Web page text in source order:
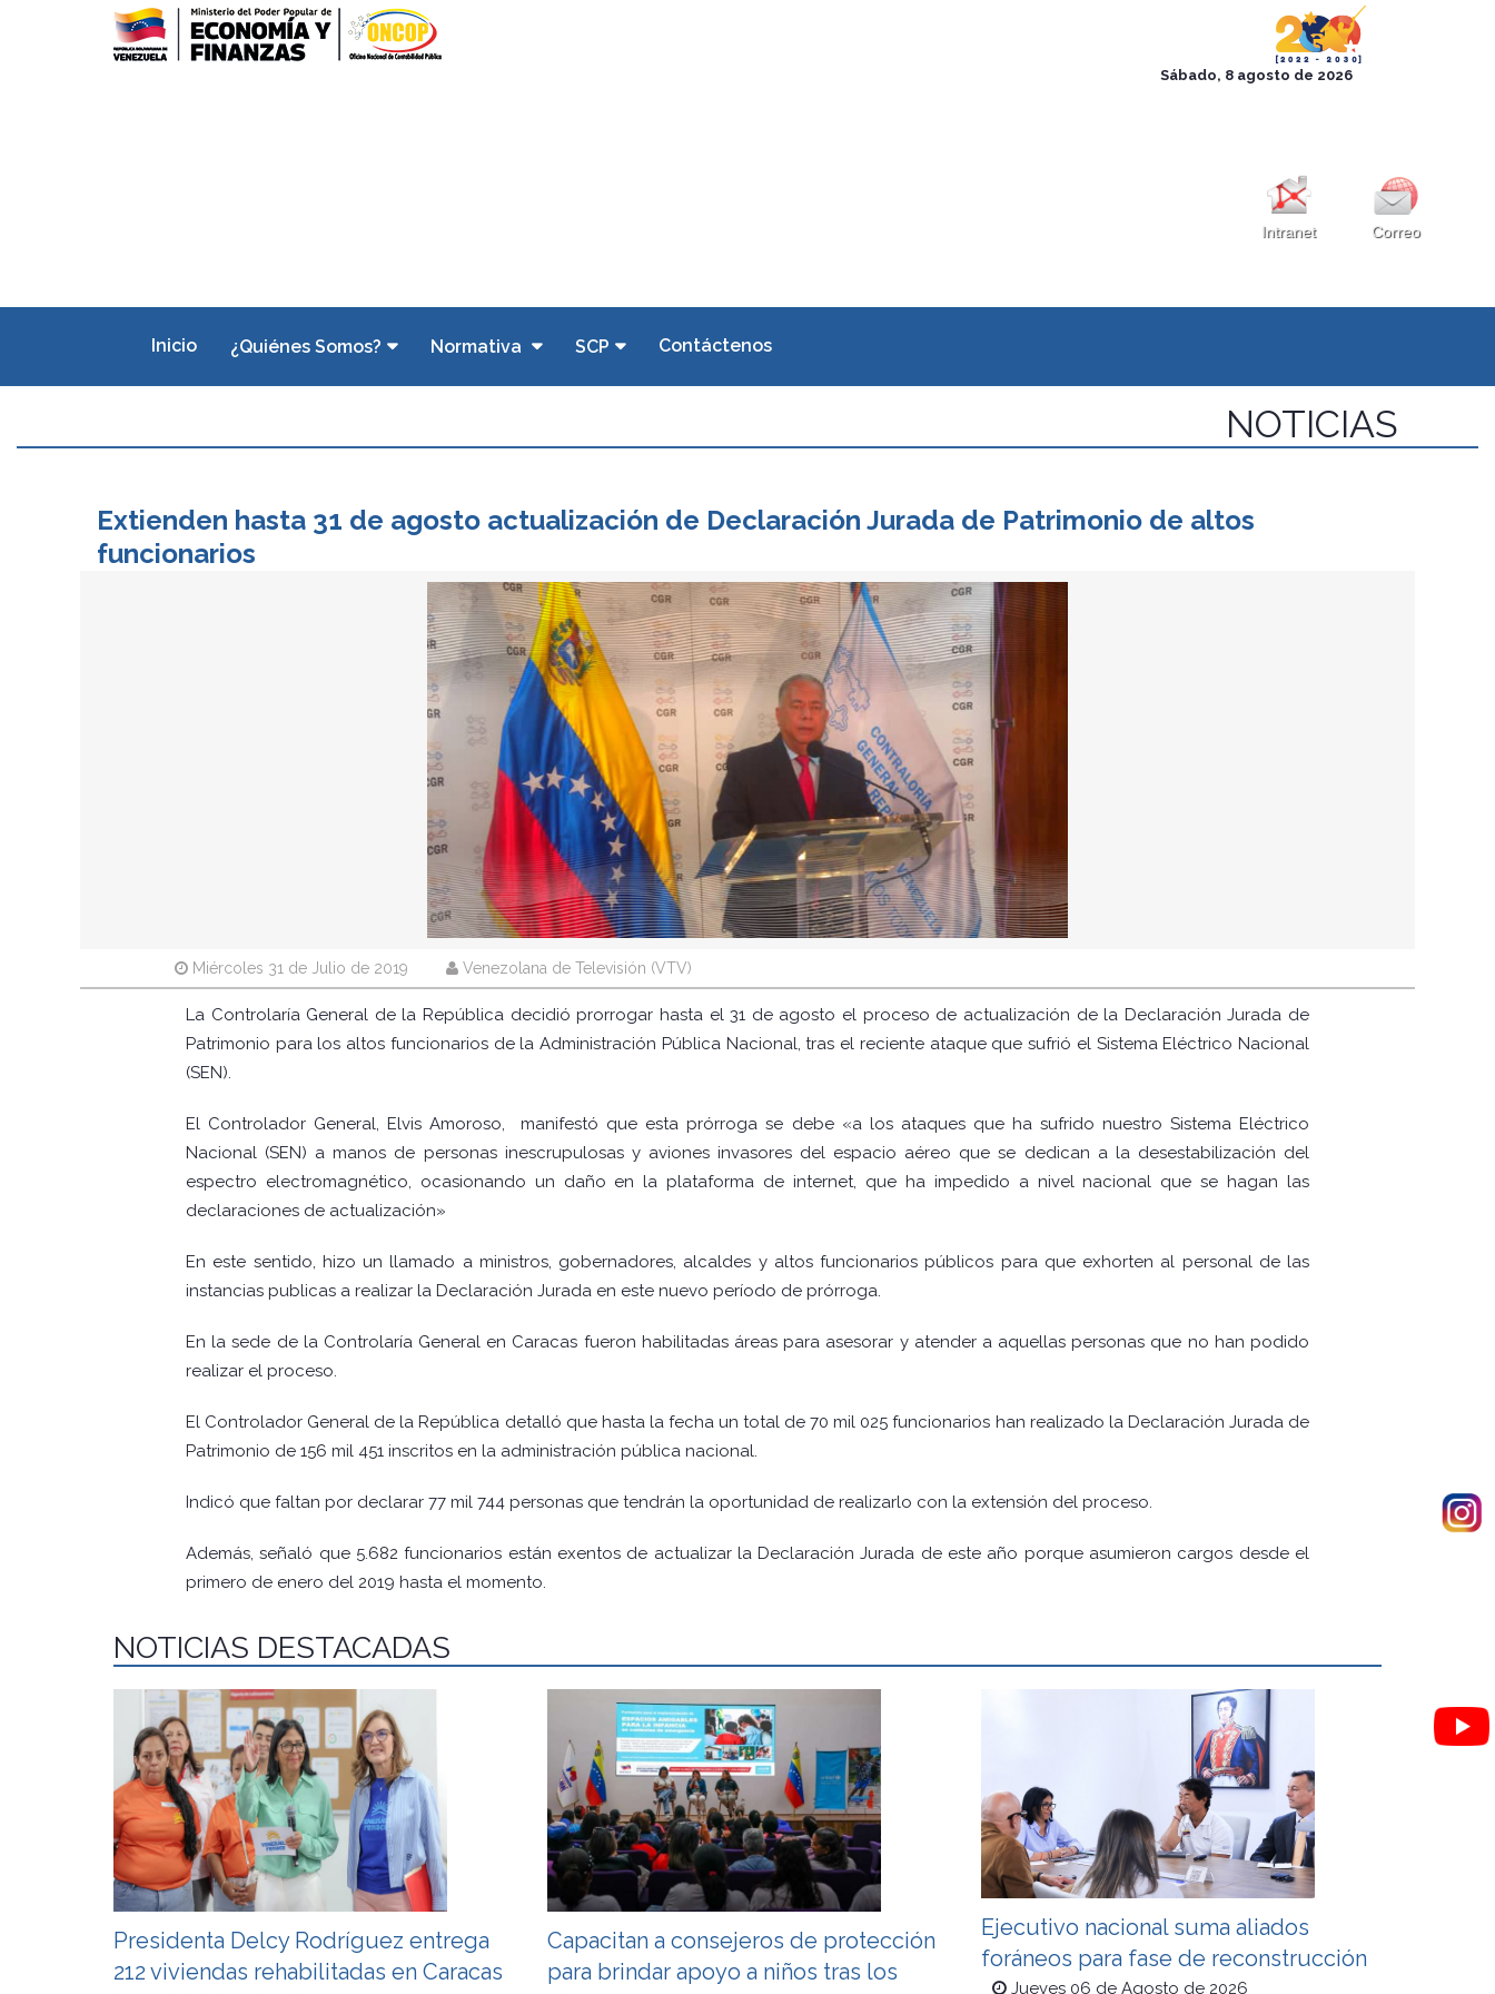
Correo
Intranet
Inicio ¿Quiénes Somos? Normativa SCP Contáctenos
NOTICIAS
Extienden hasta 31 de agosto actualización de Declaración Jurada de Patrimonio de altos
funcionarios
Miércoles 31 de Julio de 2019 Venezolana de Televisión (VTV)
La Controlaría General de la República decidió prorrogar hasta el 31 de agosto el proceso de actualización de la Declaración Jurada de
Patrimonio para los altos funcionarios de la Administración Pública Nacional, tras el reciente ataque que sufrió el Sistema Eléctrico Nacional
(SEN).
El Controlador General, Elvis Amoroso, manifestó que esta prórroga se debe «a los ataques que ha sufrido nuestro Sistema Eléctrico
Nacional (SEN) a manos de personas inescrupulosas y aviones invasores del espacio aéreo que se dedican a la desestabilización del
espectro electromagnético, ocasionando un daño en la plataforma de internet, que ha impedido a nivel nacional que se hagan las
declaraciones de actualización»
En este sentido, hizo un llamado a ministros, gobernadores, alcaldes y altos funcionarios públicos para que exhorten al personal de las
instancias publicas a realizar la Declaración Jurada en este nuevo período de prórroga.
En la sede de la Controlaría General en Caracas fueron habilitadas áreas para asesorar y atender a aquellas personas que no han podido
realizar el proceso.
El Controlador General de la República detalló que hasta la fecha un total de 70 mil 025 funcionarios han realizado la Declaración Jurada de
Patrimonio de 156 mil 451 inscritos en la administración pública nacional.
Indicó que faltan por declarar 77 mil 744 personas que tendrán la oportunidad de realizarlo con la extensión del proceso.
Además, señaló que 5.682 funcionarios están exentos de actualizar la Declaración Jurada de este año porque asumieron cargos desde el
primero de enero del 2019 hasta el momento.
NOTICIAS DESTACADAS
Presidenta Delcy Rodríguez entrega
212 viviendas rehabilitadas en Caracas
Capacitan a consejeros de protección
para brindar apoyo a niños tras los
Ejecutivo nacional suma aliados
foráneos para fase de reconstrucción
Jueves 06 de Agosto de 2026